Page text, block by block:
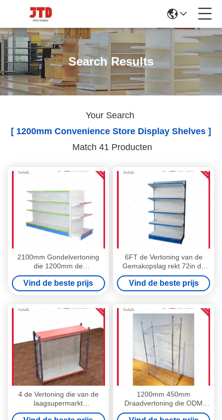
Search Results
Your Search
[ 1200mm Convenience Store Display Shelves ]
Match 41 Producten
2100mm Gondelvertoning
die 1200mm de
Vertoningsplanken
opschorten van de
Gemakopslag
Vind de beste prijs
6FT de Vertoning van de
Gemakopslag rekt 72in de
Plank van het Vijf Rijmetaal
Vind de beste prijs
4 de Vertoning die van de
laagsupermarkt
Geperforeerd Achtercomité
1200mm 450mm
Draadvertoning die ODM
opschorten het Rek van het 4